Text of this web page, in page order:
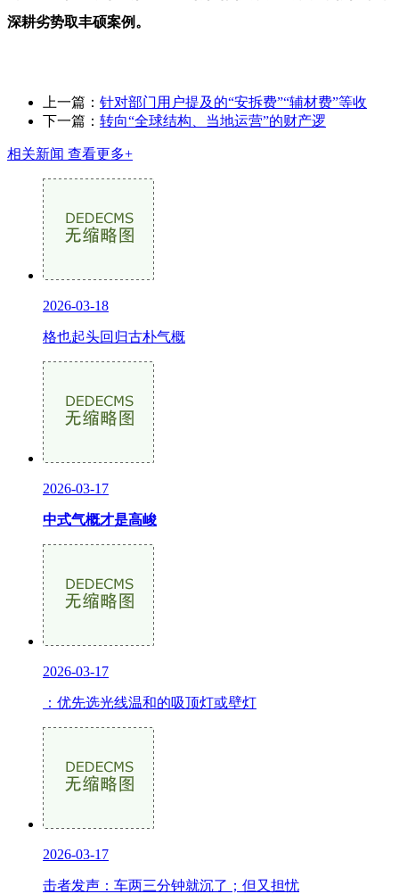
深耕劣势取丰硕案例。
上一篇： 针对部门用户提及的“安拆费”“辅材费”等收
下一篇： 转向“全球结构、当地运营”的财产逻
相关新闻 查看更多+
2026-03-18
格也起头回归古朴气概
2026-03-17
中式气概才是高峻
2026-03-17
：优先选光线温和的吸顶灯或壁灯
2026-03-17
击者发声：车两三分钟就沉了；但又担忧